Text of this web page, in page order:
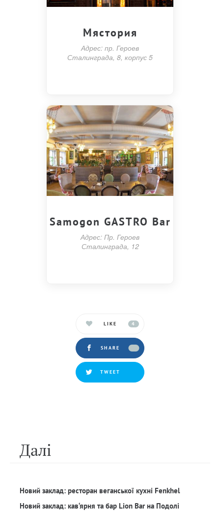
Мястория
Адрес: пр. Героев
Сталинграда, 8, корпус 5
Samogon GASTRO Bar
Адрес: Пр. Героев
Сталинграда, 12
LIKE 4
SHARE
TWEET
Далi
Новий заклад: ресторан веганської кухні Fenkhel
Новий заклад: кав‘ярня та бар Lion Bar на Подолі